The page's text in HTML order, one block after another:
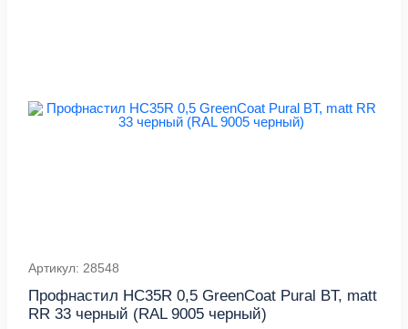
Артикул: 28548
Профнастил HC35R 0,5 GreenCoat Pural BT, matt
RR 33 черный (RAL 9005 черный)